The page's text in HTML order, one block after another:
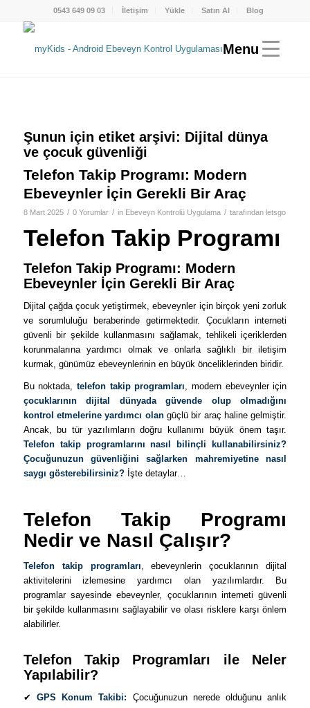
0543 649 09 03 İletişim Yükle Satın Al Blog
Şunun için etiket arşivi: Dijital dünya
ve çocuk güvenliği
Telefon Takip Programı: Modern
Ebeveynler İçin Gerekli Bir Araç
8 Mart 2025 / 0 Yorumlar / in Ebeveyn Kontrolü Uygulama / tarafından letsgo
Telefon Takip Programı
Telefon Takip Programı: Modern
Ebeveynler İçin Gerekli Bir Araç
Dijital çağda çocuk yetiştirmek, ebeveynler için birçok yeni zorluk
ve sorumluluğu beraberinde getirmektedir. Çocukların interneti
güvenli bir şekilde kullanmasını sağlamak, tehlikeli içeriklerden
korunmalarına yardımcı olmak ve onlarla sağlıklı bir iletişim
kurmak, günümüz ebeveynlerinin en büyük önceliklerinden biridir.
Bu noktada, telefon takip programları, modern ebeveynler için
çocuklarının dijital dünyada güvende olup olmadığını
kontrol etmelerine yardımcı olangüçlü bir araç haline gelmiştir.
Ancak, bu tür yazılımların doğru kullanımı büyük önem taşır.
Telefon takip programlarını nasıl bilinçli kullanabilirsiniz?
Çocuğunuzun güvenliğini sağlarken mahremiyetine nasıl
saygı gösterebilirsiniz?İşte detaylar…
Telefon Takip Programı
Nedir ve Nasıl Çalışır?
Telefon takip programları, ebeveynlerin çocuklarının dijital
aktivitelerini izlemesine yardımcı olan yazılımlardır. Bu
programlar sayesinde ebeveynler, çocuklarının interneti güvenli
bir şekilde kullanmasını sağlayabilir ve olası risklere karşı önlem
alabilirler.
Telefon Takip Programları ile Neler
Yapılabilir?
✔ GPS Konum Takibi: Çocuğunuzun nerede olduğunu anlık